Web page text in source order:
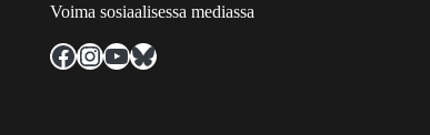
Voima sosiaalisessa mediassa
Facebook
Instagram
YouTube
Bluesky